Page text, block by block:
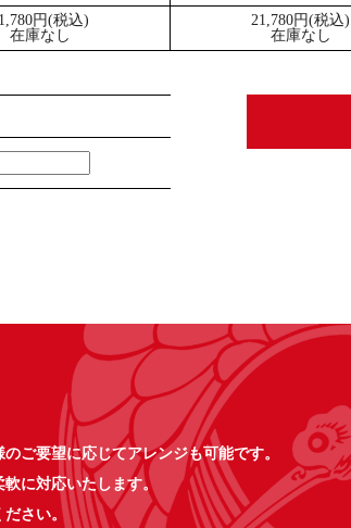
円(税込)
在庫なし
21,780円(税込)
在庫なし
ご要望に応じてアレンジも可能です。
に対応いたします。
さい。